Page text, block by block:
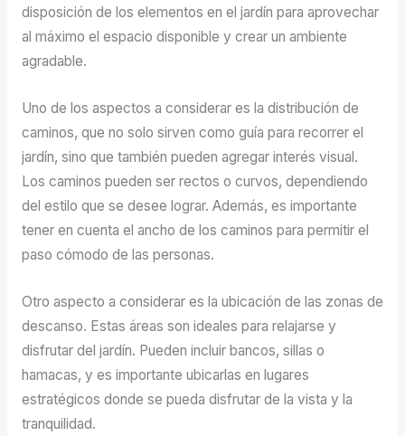
disposición de los elementos en el jardín para aprovechar
al máximo el espacio disponible y crear un ambiente
agradable.
Uno de los aspectos a considerar es la distribución de
caminos, que no solo sirven como guía para recorrer el
jardín, sino que también pueden agregar interés visual.
Los caminos pueden ser rectos o curvos, dependiendo
del estilo que se desee lograr. Además, es importante
tener en cuenta el ancho de los caminos para permitir el
paso cómodo de las personas.
Otro aspecto a considerar es la ubicación de las zonas de
descanso. Estas áreas son ideales para relajarse y
disfrutar del jardín. Pueden incluir bancos, sillas o
hamacas, y es importante ubicarlas en lugares
estratégicos donde se pueda disfrutar de la vista y la
tranquilidad.